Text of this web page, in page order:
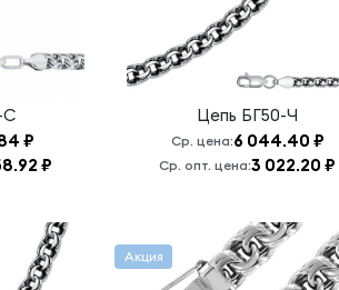
С
₽
₽
Цепь БГ50-Ч
Ср. цена:6 044.40 ₽
Ср. опт. цена:3 022.20 ₽
Акция